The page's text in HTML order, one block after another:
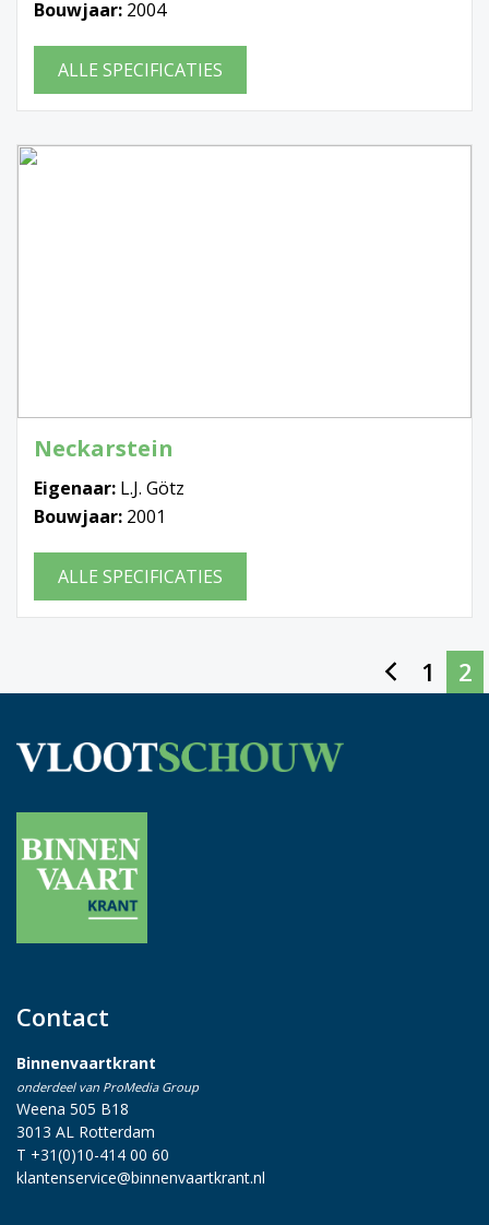
Bouwjaar: 2004
ALLE SPECIFICATIES
Neckarstein
Eigenaar: L.J. Götz
Bouwjaar: 2001
ALLE SPECIFICATIES
1 2
Contact
Binnenvaartkrant
onderdeel van ProMedia Group
Weena 505 B18
3013 AL Rotterdam
T +31(0)10-414 00 60
klantenservice@binnenvaartkrant.nl